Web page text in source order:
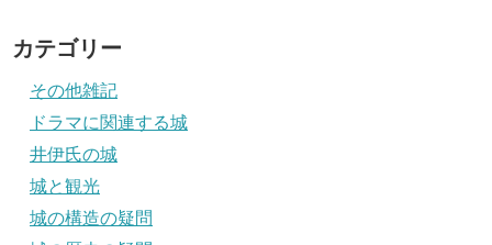
カテゴリー
その他雑記
ドラマに関連する城
井伊氏の城
城と観光
城の構造の疑問